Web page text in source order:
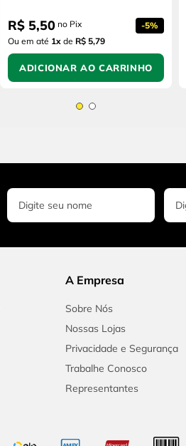
R$ 5,50 no Pix -5%
Ou em até 1x de R$ 5,79
ADICIONAR AO CARRINHO
A Empresa
Sobre Nós
Nossas Lojas
Privacidade e Segurança
Trabalhe Conosco
Representantes